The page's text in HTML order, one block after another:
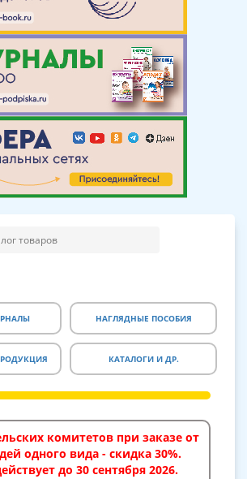
товаров
НАГЛЯДНЫЕ ПОСОБИЯ
КАТАЛОГИ И ДР.
комитетов при заказе от
одного вида - скидка 30%.
до 30 сентября 2026.